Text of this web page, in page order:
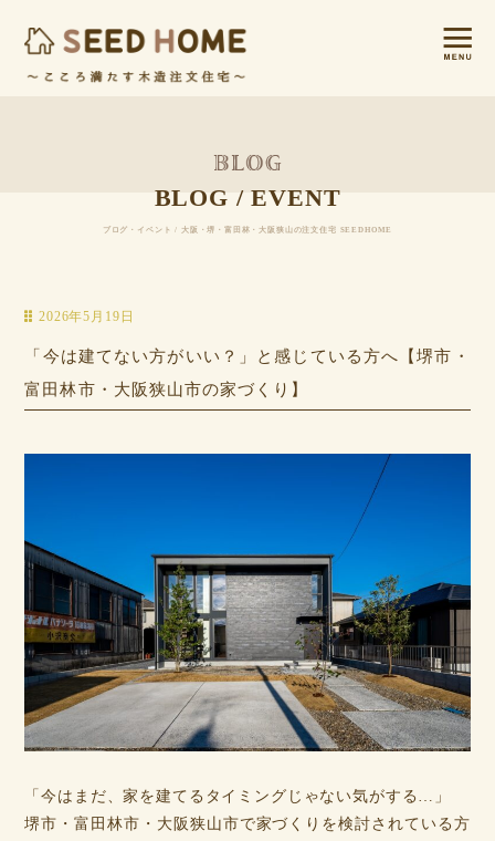
BLOG / EVENT
ブログ・イベント / 大阪・堺・富田林・大阪狭山の注文住宅 SEEDHOME
2026年5月19日
「今は建てない方がいい？」と感じている方へ【堺市・
富田林市・大阪狭山市の家づくり】
「今はまだ、家を建てるタイミングじゃない気がする…」
堺市・富田林市・大阪狭山市で家づくりを検討されている方